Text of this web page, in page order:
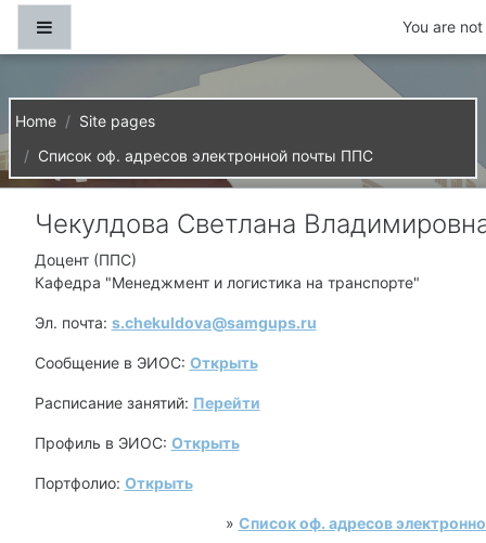
Skip to main content
You are
Home
Site pages
Список оф. адресов электронной почты ППС
Чекулдова Светлана
Доцент (ППС)
Кафедра "Менеджмент и логистика на транспорте"
Эл. почта: s.chekuldova@samgups.ru
Сообщение в ЭИОС: Открыть
Расписание занятий: Перейти
Профиль в ЭИОС: Открыть
Портфолио: Открыть
» Список оф. адресов